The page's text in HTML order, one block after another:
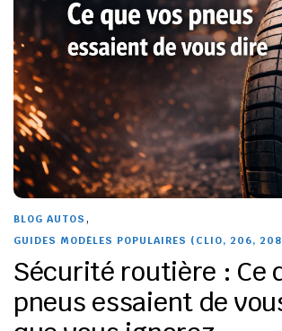
BLOG AUTOS ,
GUIDES MODÈLES POPULAIRES (CLIO, 206,
Sécurité routière : Ce
pneus essaient de